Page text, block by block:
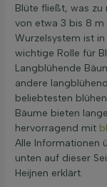
Blüte fließt, was
von etwa 3 bis 8 m
Wurzelsystem ist
wichtige Rolle für
Langblühende
andere
beliebtesten
Bäume bieten
hervorragend mit
Alle Informationen
unten auf dieser
Heijnen erklärt.